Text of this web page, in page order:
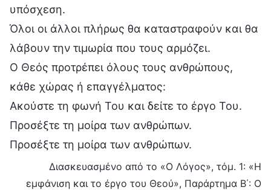
υπόσχεση.
Όλοι οι άλλοι πλήρως θα καταστραφούν και θα
λάβουν την τιμωρία που τους αρμόζει.
Ο Θεός προτρέπει όλους τους ανθρώπους,
κάθε χώρας ή επαγγέλματος:
Ακούστε τη φωνή Του και δείτε το έργο Του.
Προσέξτε τη μοίρα των ανθρώπων.
Προσέξτε τη μοίρα των ανθρώπων.
Διασκευασμένο από το «Ο Λόγος», τόμ. 1: «Η
εμφάνιση και το έργο του Θεού», Παράρτημα Β΄: Ο